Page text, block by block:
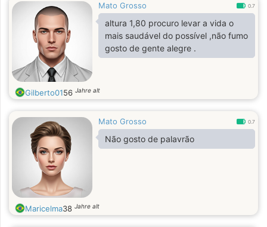
Mato Grosso 0.7
altura 1,80 procuro levar a vida o
mais saudável do possível ,não fumo
gosto de gente alegre .
Gilberto0156 Jahre alt
Mato Grosso 0.7
Não gosto de palavrão
Maricelma38 Jahre alt